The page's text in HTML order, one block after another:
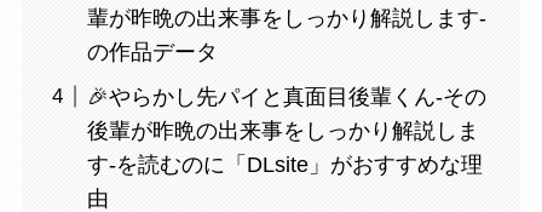
輩が昨晩の出来事をしっかり解説します-
の作品データ
🎉やらかし先パイと真面目後輩くん-その
後輩が昨晩の出来事をしっかり解説しま
す-を読むのに「DLsite」がおすすめな理
由